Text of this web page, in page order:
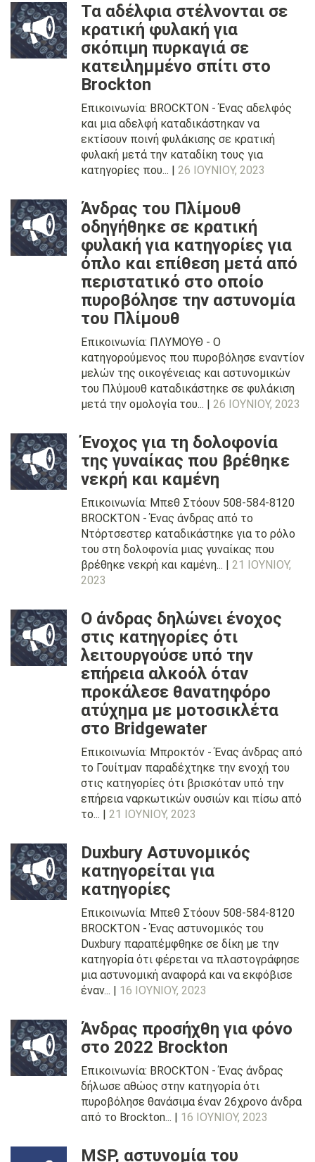
Τα αδέλφια στέλνονται σε
κρατική φυλακή για
σκόπιμη πυρκαγιά σε
κατειλημμένο σπίτι στο
Brockton
Επικοινωνία: BROCKTON - Ένας αδελφός
και μια αδελφή καταδικάστηκαν να
εκτίσουν ποινή φυλάκισης σε κρατική
φυλακή μετά την καταδίκη τους για
κατηγορίες που... | 26 ΙΟΥΝΊΟΥ, 2023
Άνδρας του Πλίμουθ
οδηγήθηκε σε κρατική
φυλακή για κατηγορίες για
όπλο και επίθεση μετά από
περιστατικό στο οποίο
πυροβόλησε την αστυνομία
του Πλίμουθ
Επικοινωνία: ΠΛΥΜΟΥΘ - Ο
κατηγορούμενος που πυροβόλησε εναντίον
μελών της οικογένειας και αστυνομικών
του Πλύμουθ καταδικάστηκε σε φυλάκιση
μετά την ομολογία του... | 26 ΙΟΥΝΊΟΥ, 2023
Ένοχος για τη δολοφονία
της γυναίκας που βρέθηκε
νεκρή και καμένη
Επικοινωνία: Μπεθ Στόουν 508-584-8120
BROCKTON - Ένας άνδρας από το
Ντόρτσεστερ καταδικάστηκε για το ρόλο
του στη δολοφονία μιας γυναίκας που
βρέθηκε νεκρή και καμένη... | 21 ΙΟΥΝΊΟΥ,
2023
Ο άνδρας δηλώνει ένοχος
στις κατηγορίες ότι
λειτουργούσε υπό την
επήρεια αλκοόλ όταν
προκάλεσε θανατηφόρο
ατύχημα με μοτοσικλέτα
στο Bridgewater
Επικοινωνία: Μπροκτόν - Ένας άνδρας από
το Γουίτμαν παραδέχτηκε την ενοχή του
στις κατηγορίες ότι βρισκόταν υπό την
επήρεια ναρκωτικών ουσιών και πίσω από
το... | 21 ΙΟΥΝΊΟΥ, 2023
Duxbury Αστυνομικός
κατηγορείται για
κατηγορίες
Επικοινωνία: Μπεθ Στόουν 508-584-8120
BROCKTON - Ένας αστυνομικός του
Duxbury παραπέμφθηκε σε δίκη με την
κατηγορία ότι φέρεται να πλαστογράφησε
μια αστυνομική αναφορά και να εκφόβισε
έναν... | 16 ΙΟΥΝΊΟΥ, 2023
Άνδρας προσήχθη για φόνο
στο 2022 Brockton
Επικοινωνία: BROCKTON - Ένας άνδρας
δήλωσε αθώος στην κατηγορία ότι
πυροβόλησε θανάσιμα έναν 26χρονο άνδρα
από το Brockton... | 16 ΙΟΥΝΊΟΥ, 2023
MSP, αστυνομία του